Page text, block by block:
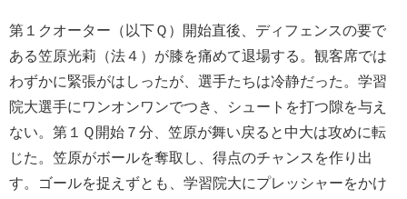
第１クオーター（以下Ｑ）開始直後、ディフェンスの要で
ある笠原光莉（法４）が膝を痛めて退場する。観客席では
わずかに緊張がはしったが、選手たちは冷静だった。学習
院大選手にワンオンワンでつき、シュートを打つ隙を与え
ない。第１Ｑ開始７分、笠原が舞い戻ると中大は攻めに転
じた。笠原がボールを奪取し、得点のチャンスを作り出
す。ゴールを捉えずとも、学習院大にプレッシャーをかけ